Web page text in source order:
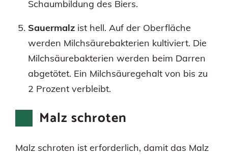
Schaumbildung des Biers.
Sauermalz ist hell. Auf der Oberfläche
werden Milchsäurebakterien kultiviert. Die
Milchsäurebakterien werden beim Darren
abgetötet. Ein Milchsäuregehalt von bis zu
2 Prozent verbleibt.
Malz schroten
Malz schroten ist erforderlich, damit das Malz